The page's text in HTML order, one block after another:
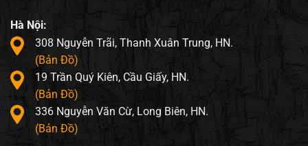
Hà Nội:
308 Nguyễn Trãi, Thanh Xuân Trung, HN.
(Bản Đồ)
19 Trần Quý Kiên, Cầu Giấy, HN.
(Bản Đồ)
336 Nguyễn Văn Cừ, Long Biên, HN.
(Bản Đồ)